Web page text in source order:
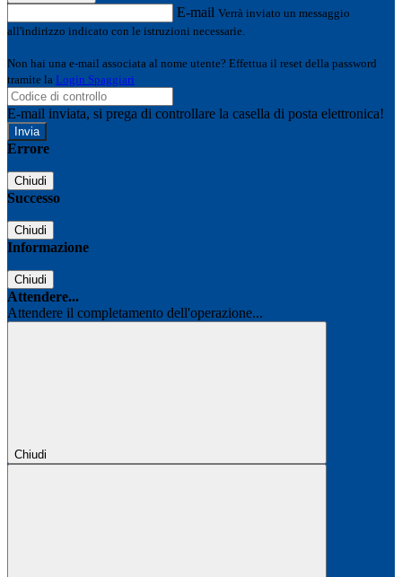
E-mail Verrà inviato un messaggio
all'indirizzo indicato con le istruzioni necessarie.
Non hai una e-mail associata al nome utente? Effettua il reset della password
tramite la Login Spaggiari
E-mail inviata, si prega di controllare la casella di posta elettronica!
Errore
Chiudi
Successo
Chiudi
Informazione
Chiudi
Attendere...
Attendere il completamento dell'operazione...
Chiudi